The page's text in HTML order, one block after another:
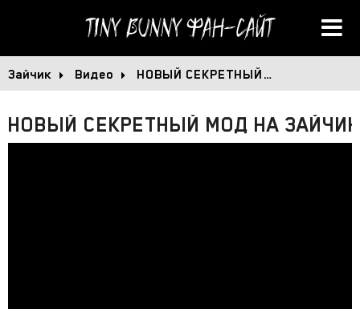
Tiny BunnyФан-сайт
Зайчик Видео НОВЫЙ СЕКРЕТНЫЙ…
НОВЫЙ СЕКРЕТНЫЙ МОД НА